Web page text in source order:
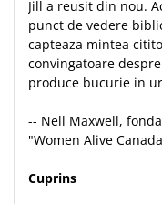
Jill a reusit din nou.
punct de vedere
capteaza mintea
convingatoare
produce bucurie in
-- Nell Maxwell,
"Women Alive
Cuprins